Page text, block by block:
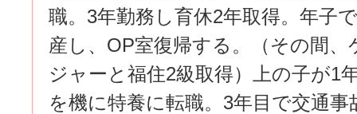
職。3年勤務し育休2年取得。年子
産し、OP室復帰する。（その間、
ジャーと福住2級取得）上の子が1
を機に特養に転職。3年目で交通事